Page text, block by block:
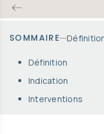
SOMMAIRE
Définition
Indication
Interventions